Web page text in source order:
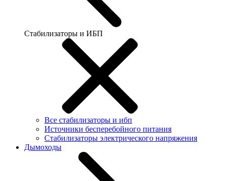
Стабилизаторы и ИБП
Все стабилизаторы и ибп
Источники бесперебойного питания
Стабилизаторы электрического напряжения
Дымоходы